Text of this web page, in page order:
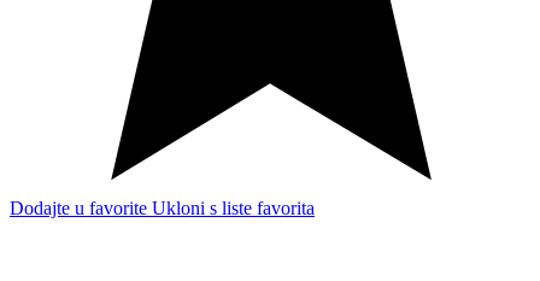
Dodajte u favorite Ukloni s liste favorita